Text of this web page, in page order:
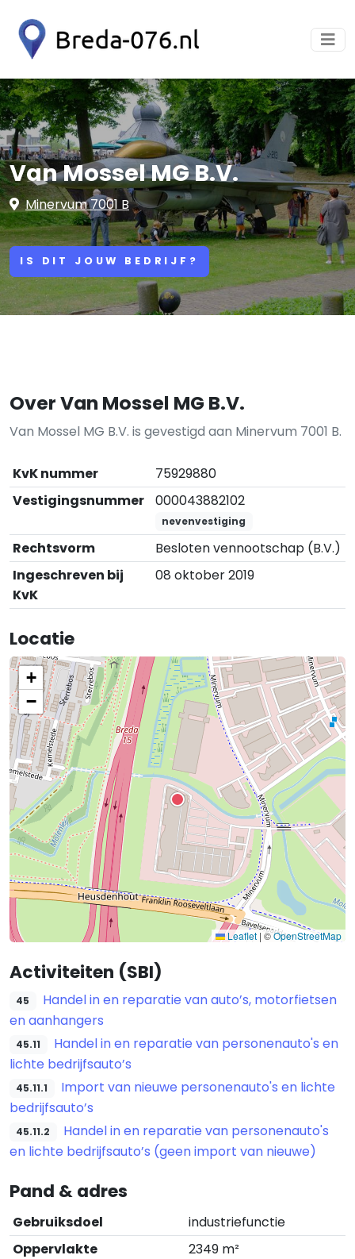
Van Mossel MG B.V.
Minervum 7001 B
IS DIT JOUW BEDRIJF?
Over Van Mossel MG B.V.
Van Mossel MG B.V. is gevestigd aan Minervum 7001 B.
KvK nummer
75929880
Vestigingsnummer
000043882102
nevenvestiging
Rechtsvorm
Besloten vennootschap (B.V.)
Ingeschreven bij
KvK
08 oktober 2019
Locatie
+
−
Leaflet | ©OpenStreetMap
Activiteiten (SBI)
45
Handel in en reparatie van auto’s, motorfietsen
en aanhangers
45.11
Handel in en reparatie van personenauto's en
lichte bedrijfsauto’s
45.11.1
Import van nieuwe personenauto's en lichte
bedrijfsauto’s
45.11.2
Handel in en reparatie van personenauto's
en lichte bedrijfsauto’s (geen import van nieuwe)
Pand & adres
Gebruiksdoel
industriefunctie
Oppervlakte
2349 m²